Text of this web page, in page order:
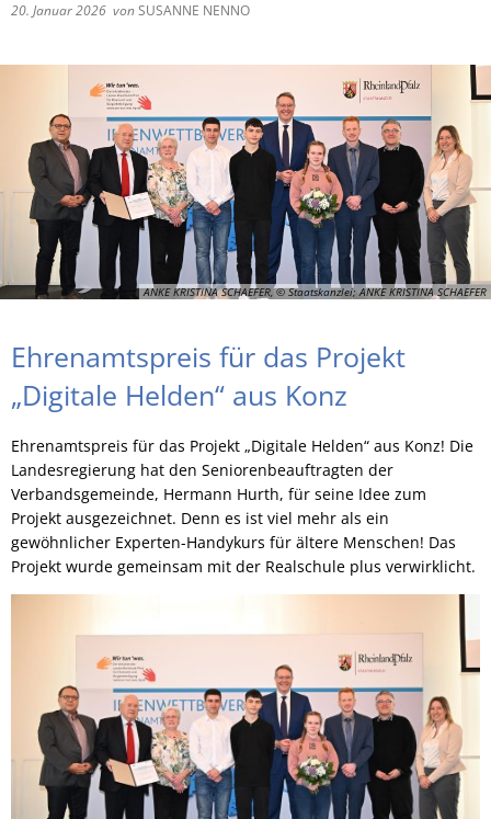
20. Januar 2026 vonSUSANNE NENNO
ANKE KRISTINA SCHAEFER, © Staatskanzlei; ANKE KRISTINA SCHAEFER
Ehrenamtspreis für das Projekt
„Digitale Helden“ aus Konz
Ehrenamtspreis für das Projekt „Digitale Helden“ aus Konz! Die
Landesregierung hat den Seniorenbeauftragten der
Verbandsgemeinde, Hermann Hurth, für seine Idee zum
Projekt ausgezeichnet. Denn es ist viel mehr als ein
gewöhnlicher Experten-Handykurs für ältere Menschen! Das
Projekt wurde gemeinsam mit der Realschule plus verwirklicht.